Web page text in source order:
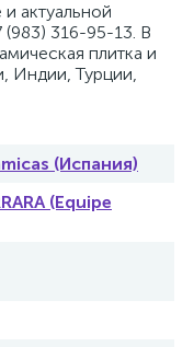
и актуальной
316-95-13. В
плитка и
Индии, Турции,
(Испания)
(Equipe